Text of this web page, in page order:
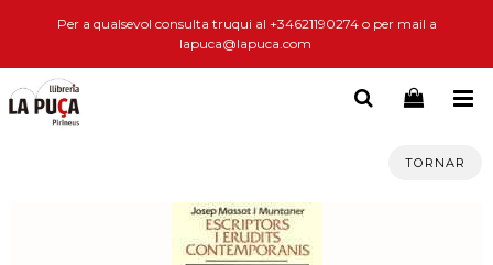
Per a qualsevol consulta truqui al +34621190274 o per mail a
lapuca@lapuca.com
TORNAR